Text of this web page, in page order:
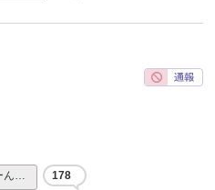
ん… 178